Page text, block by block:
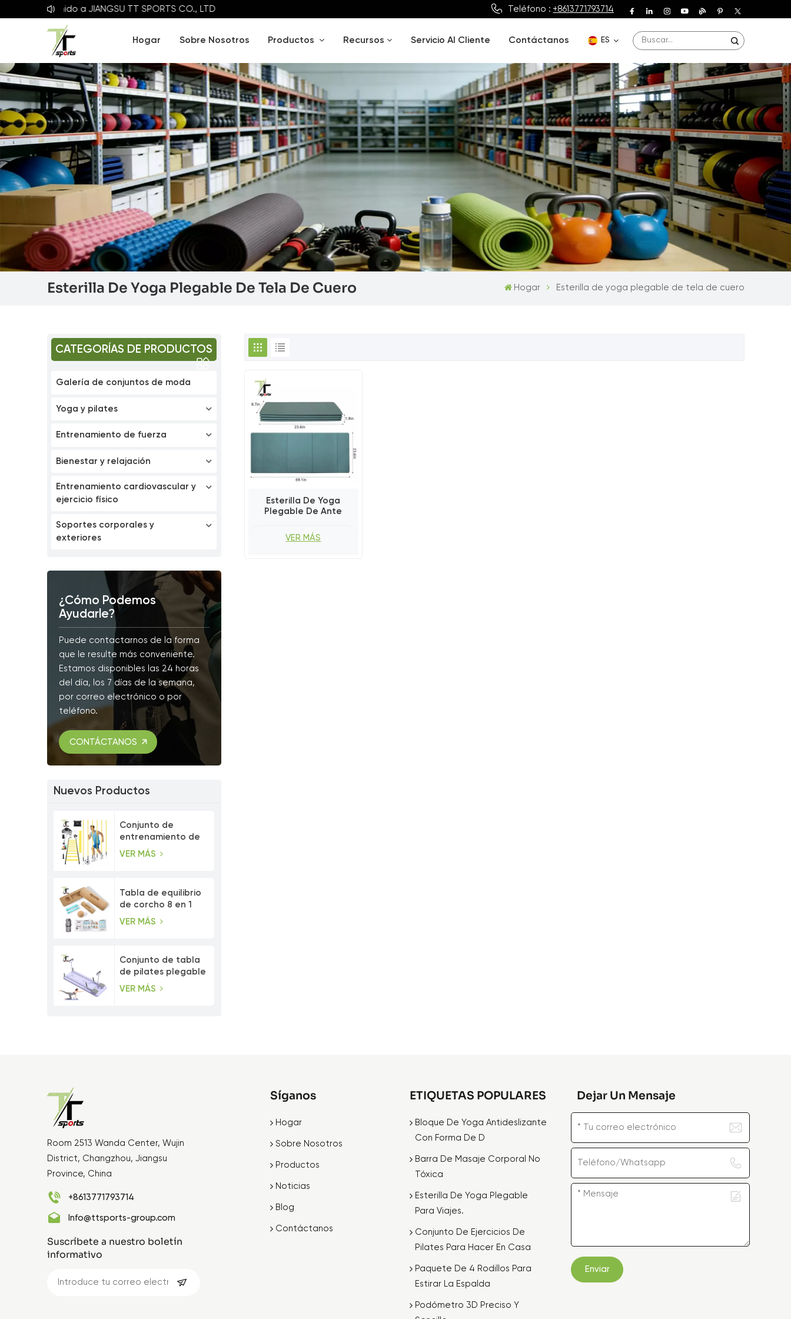
a JIANGSU TT SPORTS CO., LTD Teléfono : +8613771793714
Hogar Sobre Nosotros Productos Recursos Servicio Al Cliente Contáctanos ES
English
Deutsch
Español
Français
Português
Esterilla De Yoga Plegable De Tela De Cuero Hogar Esterilla de yoga plegable de tela de cuero
CATEGORÍAS DE PRODUCTOS
Galería de conjuntos de moda
Yoga y pilates
Entrenamiento de fuerza
Bienestar y relajación
Entrenamiento cardiovascular y
ejercicio físico
Soportes corporales y
exteriores
¿Cómo Podemos
Ayudarle?
Puede contactarnos de la forma
que le resulte más conveniente.
Estamos disponibles las 24 horas
del día, los 7 días de la semana,
por correo electrónico o por
teléfono.
CONTÁCTANOS
Nuevos Productos
Conjunto de
entrenamiento de
velocidad con
VER MÁS
Tabla de equilibrio
de corcho 8 en 1
con bandas de
VER MÁS
Conjunto de tabla
de pilates plegable
multiusos para
VER MÁS
Esterilla De Yoga
Plegable De Ante
VER MÁS
Room 2513 Wanda Center, Wujin
District, Changzhou, Jiangsu
Province, China
+8613771793714
Info@ttsports-group.com
Suscríbete a nuestro boletín
informativo
Síganos
Hogar
Sobre Nosotros
Productos
Noticias
Blog
Contáctanos
ETIQUETAS POPULARES
Bloque De Yoga Antideslizante
Con Forma De D
Barra De Masaje Corporal No
Tóxica
Esterilla De Yoga Plegable
Para Viajes.
Conjunto De Ejercicios De
Pilates Para Hacer En Casa
Paquete De 4 Rodillos Para
Estirar La Espalda
Podómetro 3D Preciso Y
Dejar Un Mensaje
Enviar